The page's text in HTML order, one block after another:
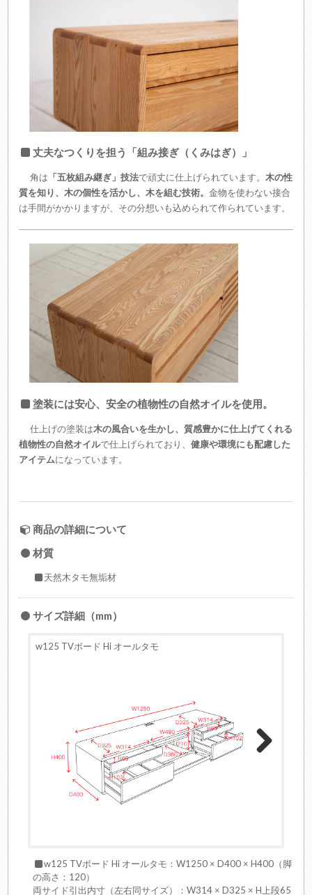
丈夫なつくりを担う「組み接ぎ（くみはぎ）」
角は 「五枚組み継ぎ」技法で頑丈に仕上げられています。木の性
質を知り、木の個性を活かし、木を組む技術。金物を使わない接合
は手間がかかりますが、その分想いも込められて作られています。
塗装には安心、安全の植物性の自然オイルを使用。
仕上げの塗装は木の風合いを生かし、質感豊かに仕上げてくれる
植物性の自然オイルで仕上げられており、健康や環境にも配慮した
アイテムになっています。
商品の詳細について
材質
天然木タモ無垢材
サイズ詳細（mm）
w125 TVボード Hi オールタモ
w125 TVボード Hi オールタモ：W1250 × D400 × H400（脚
の高さ：120）
両サイド引出内寸（左右同サイズ）：W314 × D325 × H上段65